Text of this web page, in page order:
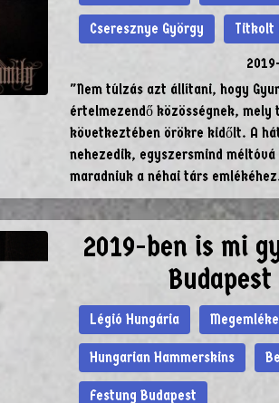
Cseresznye György Titkolt
"Nem túlzás azt állítani, hogy
értelmezendő közösségnek,
következtében örökre kidőlt. A
nehezedik, egyszersmind
maradniuk a néhai társ
2019-ben is mi
Budapest
Légió Hungária
Hungarian Hammerskins
Festung Budapest